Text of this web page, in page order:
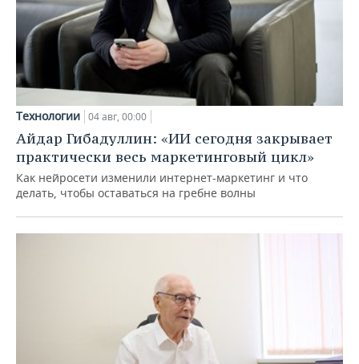
Технологии 04 авг, 00:00
Айдар Гибадуллин: «ИИ сегодня закрывает
практически весь маркетинговый цикл»
Как нейросети изменили интернет-маркетинг и что
делать, чтобы оставаться на гребне волны